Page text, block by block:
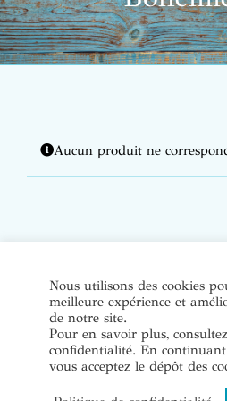
Aucun produit ne
© Copyright Bijoux de soi 2020-
Conditions Générales de Vente|
de
Nous utilisons des cookies
meilleure expérience et
de notre site.
Pour en savoir plus,
confidentialité. En
vous acceptez le dépôt des